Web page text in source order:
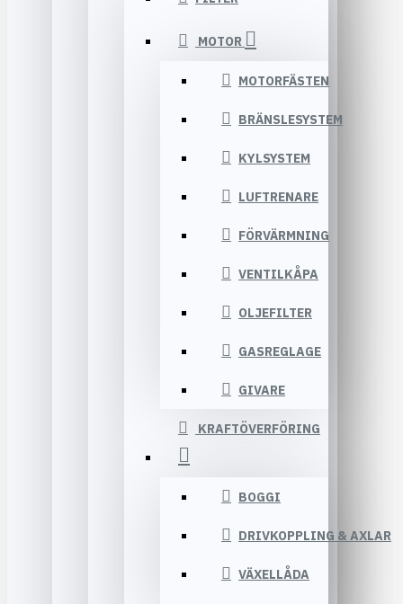
MOTOR
MOTORFÄSTEN
BRÄNSLESYSTEM
KYLSYSTEM
LUFTRENARE
FÖRVÄRMNING
VENTILKÅPA
OLJEFILTER
GASREGLAGE
GIVARE
KRAFTÖVERFÖRING
BOGGI
DRIVKOPPLING & AXLAR
VÄXELLÅDA